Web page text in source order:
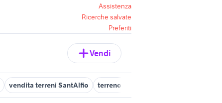
Assistenza
Ricerche salvate
Preferiti
Vendi
vendita terreni SantAlfio terreno agricolo castellammare del